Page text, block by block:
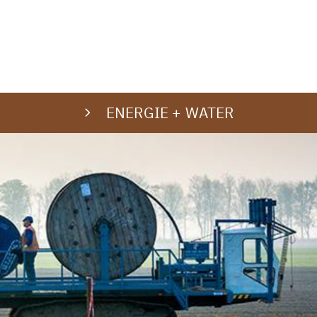
ENERGIE + WATER